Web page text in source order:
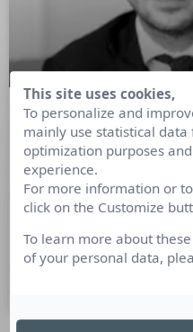
Repenser les
l’heure de la
#ParoledAgence « Les
de jeu est donc le même que
This site uses cookies,
To personalize and
mainly use statistical
optimization purposes
experience.
For more information or
click on the Customize
To learn more about
of your personal data,